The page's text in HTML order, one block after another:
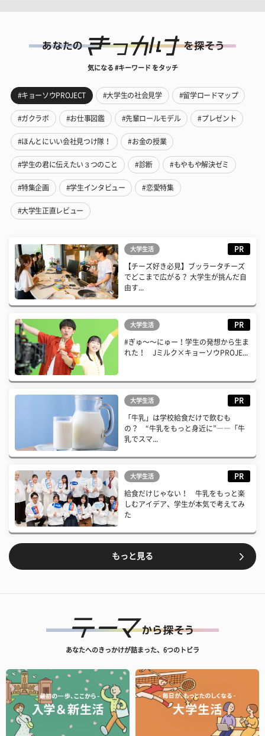
気になる #キーワード をタッチ
#キョーソウPROJECT #大学生の社会見学 #留学ロードマップ
#ガクラボ #お仕事図鑑 #先輩ロールモデル #プレゼント
#ほんとにいい会社見つけ隊！ #お金の授業
#学生の君に伝えたい３つのこと #診断 #もやもや解決ゼミ
#特集企画 #学生インタビュー #恋愛特集
#大学生正直レビュー
大学生活 PR
【チーズ好き必見】ブッラータチーズ
でどこまで広がる？ 大学生が挑んだ自
由す...
大学生活 PR
#ぎゅ〜〜にゅー！学生の発想から生ま
れた！ Jミルク×キョーソウPROJE...
大学生活 PR
「牛乳」は学校給食だけで飲むも
の？ “牛乳をもっと身近に”――「牛
乳でスマ...
大学生活 PR
給食だけじゃない！ 牛乳をもっと楽
しむアイデア、学生が本気で考えてみ
た
もっと見る
あなたへのきっかけが詰まった、6つのトビラ